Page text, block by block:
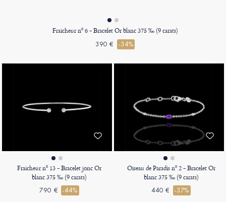
Fraicheur nº 6 - Bracelet Or blanc 375 ‰ (9 carats)
390 € -34%
Fraicheur nº 13 - Bracelet jonc Or
blanc 375 ‰ (9 carats)
790 € -44%
Oiseau de Paradis nº 2 - Bracelet Or
blanc 375 ‰ (9 carats)
440 € -37%